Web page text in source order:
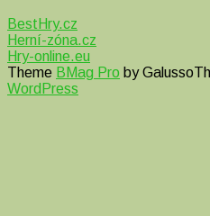
BestHry.cz
Herní-zóna.cz
Hry-online.eu
Theme BMag Pro by
WordPress